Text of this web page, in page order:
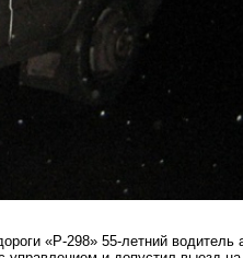
«Р-298» 55-летний водитель